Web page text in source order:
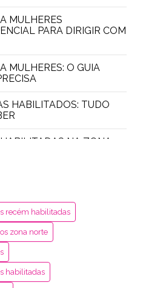
PARA DIRIGIR COM
PARA
recém habilitadas
zona norte
habilitadas